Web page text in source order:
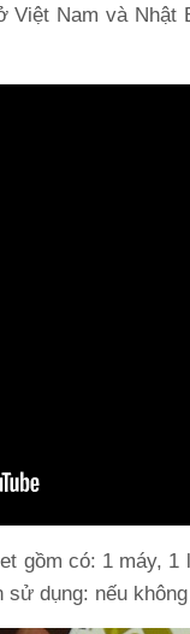
Việt Nam và Nhật
gồm có: 1 máy, 1
dụng: nếu